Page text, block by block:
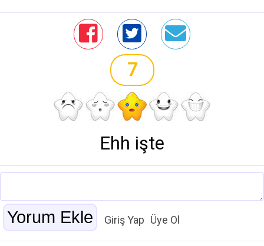
7
Ehh işte
Giriş Yap Üye Ol